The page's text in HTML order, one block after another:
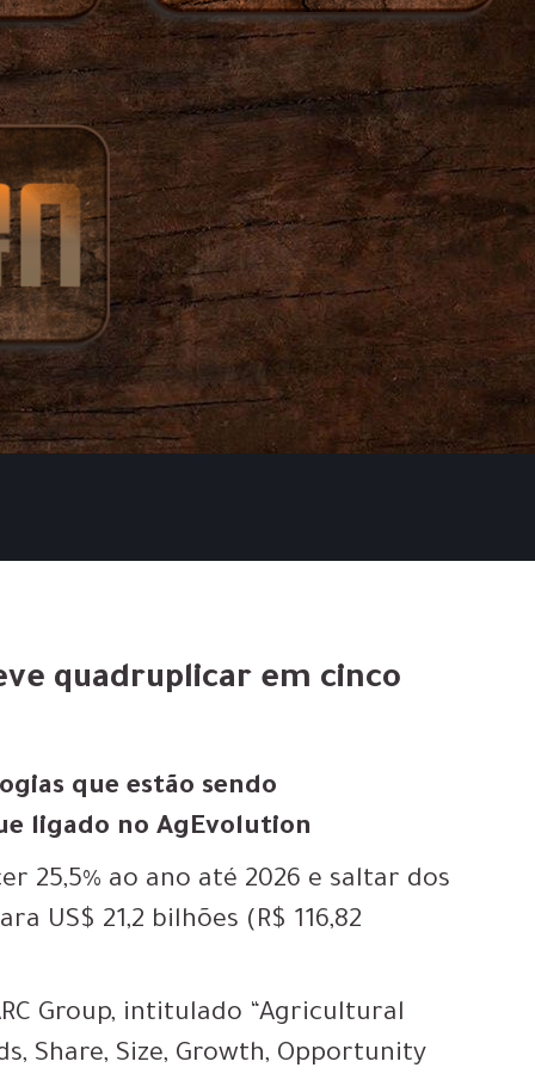
quadruplicar em cinco
que estão sendo
ligado no AgEvolution
25,5% ao ano até 2026 e saltar dos
US$ 21,2 bilhões (R$ 116,82
Group, intitulado “Agricultural
Share, Size, Growth, Opportunity